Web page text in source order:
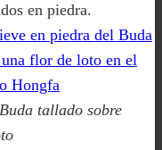
en piedra.
tallado sobre